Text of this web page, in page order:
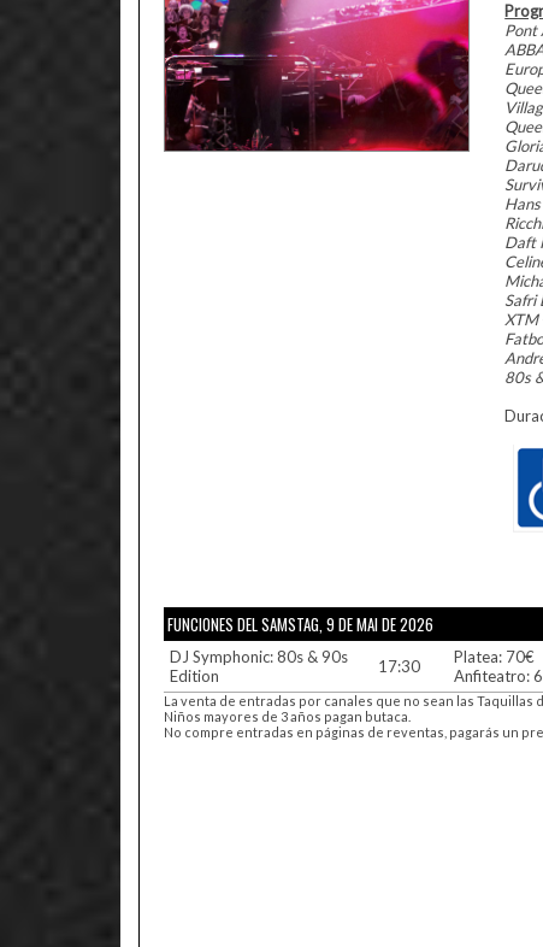
Pont
Daft
Safri
XTM
80s
FUNCIONES DEL SAMSTAG, 9 DE MAI DE 2026
DJ Symphonic: 80s & 90s
Edition
17:30
Platea: 70€
Anfiteatro:
La venta de entradas por canales que no sean las
Niños mayores de 3 años pagan butaca.
No compre entradas en páginas de reventas, pagarás un